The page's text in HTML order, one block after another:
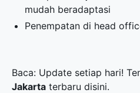
mudah beradaptasi
Penempatan di head
Baca: Update setiap hari!
Jakarta terbaru disini.